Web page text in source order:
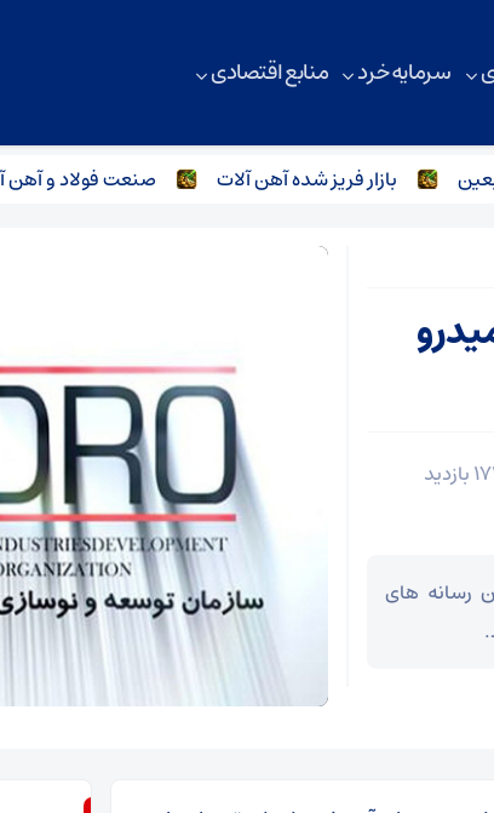
سرمایه خرد منابع اقتصادی
بازار فریز شده آهن آلات صنعت فولاد و آهن
رسانه های